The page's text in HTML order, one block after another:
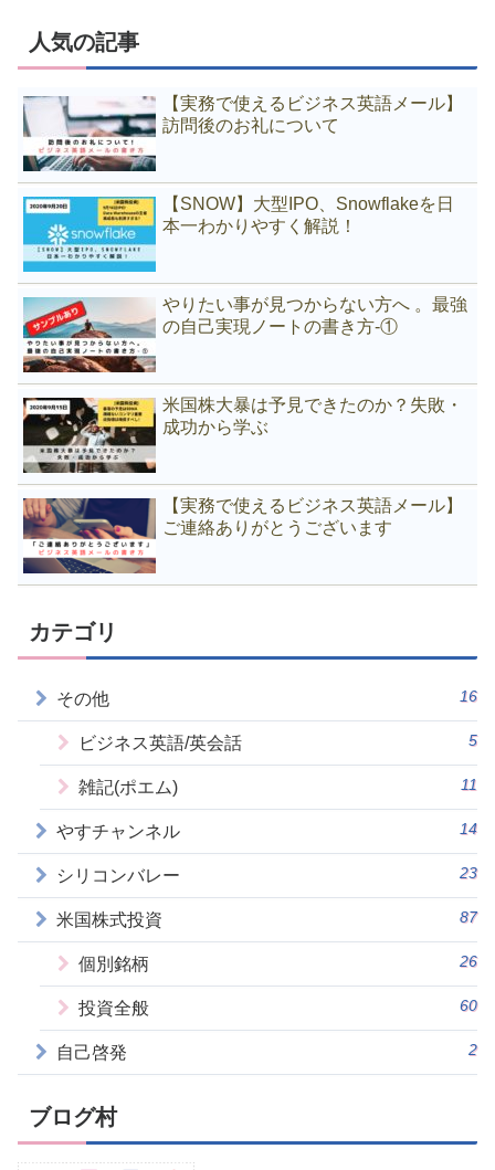
人気の記事
【実務で使えるビジネス英語メール】
訪問後のお礼について
【SNOW】大型IPO、Snowflakeを日
本一わかりやすく解説！
やりたい事が見つからない方へ 。最強
の自己実現ノートの書き方-①
米国株大暴は予見できたのか？失敗・
成功から学ぶ
【実務で使えるビジネス英語メール】
ご連絡ありがとうございます
カテゴリ
その他 16
ビジネス英語/英会話 5
雑記(ポエム) 11
やすチャンネル 14
シリコンバレー 23
米国株式投資 87
個別銘柄 26
投資全般 60
自己啓発 2
ブログ村